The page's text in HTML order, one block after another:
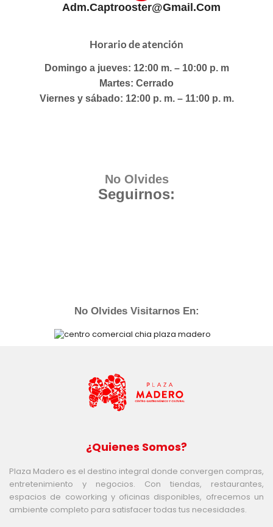
Adm.captrooster@gmail.com
Horario de atención
Domingo a jueves: 12:00 m. – 10:00 p. m
Martes: Cerrado
Viernes y sábado: 12:00 p. m. – 11:00 p. m.
No Olvides
Seguirnos:
No Olvides Visitarnos En:
¿Quienes Somos?
Plaza Madero es el destino integral donde convergen compras,
entretenimiento y negocios. Con tiendas, restaurantes,
espacios de coworking y oficinas disponibles, ofrecemos un
ambiente completo para satisfacer todas tus necesidades.